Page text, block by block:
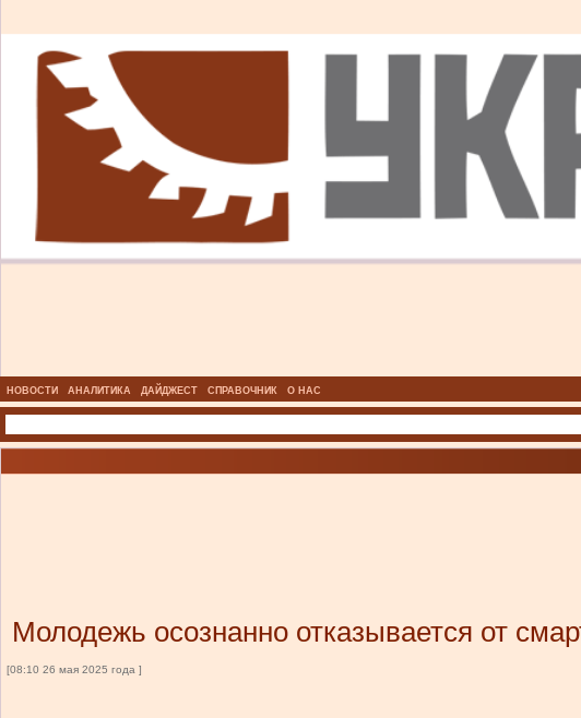
НОВОСТИ АНАЛИТИКА ДАЙДЖЕСТ СПРАВОЧНИК О НАС
Молодежь осознанно отказывается от
[08:10 26 мая 2025 года ]